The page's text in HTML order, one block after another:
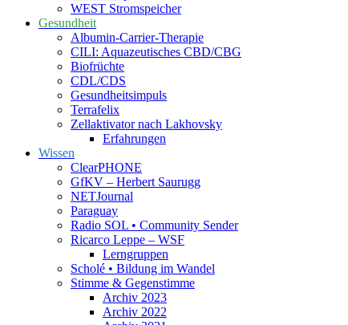
WEST Stromspeicher
Gesundheit
Albumin-Carrier-Therapie
CILI: Aquazeutisches CBD/CBG
Biofrüchte
CDL/CDS
Gesundheitsimpuls
Terrafelix
Zellaktivator nach Lakhovsky
Erfahrungen
Wissen
ClearPHONE
GfKV – Herbert Saurugg
NETJournal
Paraguay
Radio SOL • Community Sender
Ricarco Leppe – WSF
Lerngruppen
Scholé • Bildung im Wandel
Stimme & Gegenstimme
Archiv 2023
Archiv 2022